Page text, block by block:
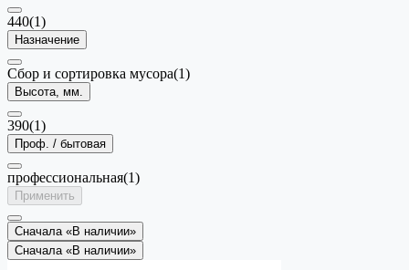
440(1)
Назначение
Сбор и сортировка мусора(1)
Высота, мм.
390(1)
Проф. / бытовая
профессиональная(1)
Применить
Сначала «В наличии»
Сначала «В наличии»